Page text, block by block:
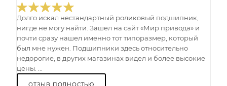
Долго искал нестандартный роликовый подшипник,
нигде не могу найти. Зашел на сайт «Мир привода» и
почти сразу нашел именно тот типоразмер, который
был мне нужен. Подшипники здесь относительно
недорогие, в других магазинах видел и более высокие
цены. ...
ОТЗЫВ ПОЛНОСТЬЮ